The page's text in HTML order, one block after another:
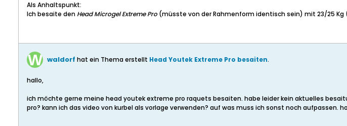
Als Anhaltspunkt:
Ich besaite den Head Microgel Extreme Pro(müsste von der Rahmenform identisch sein) mit 23/25 Kg
waldorf hat ein Thema erstellt Head Youtek Extreme Pro besaiten.
hallo,
ich möchte gerne meine head youtek extreme pro raquets besaiten. habe leider kein aktuelles
pro? kann ich das video von kurbel als vorlage verwenden? auf was muss ich sonst noch aufpassen.